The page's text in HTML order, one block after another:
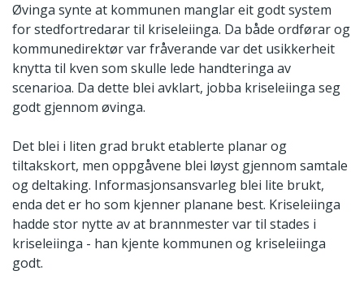
Øvinga synte at kommunen manglar eit godt system
for stedfortredarar til kriseleiinga. Da både ordførar og
kommunedirektør var fråverande var det usikkerheit
knytta til kven som skulle lede handteringa av
scenarioa. Da dette blei avklart, jobba kriseleiinga seg
godt gjennom øvinga.
Det blei i liten grad brukt etablerte planar og
tiltakskort, men oppgåvene blei løyst gjennom samtale
og deltaking. Informasjonsansvarleg blei lite brukt,
enda det er ho som kjenner planane best. Kriseleiinga
hadde stor nytte av at brannmester var til stades i
kriseleiinga - han kjente kommunen og kriseleiinga
godt.